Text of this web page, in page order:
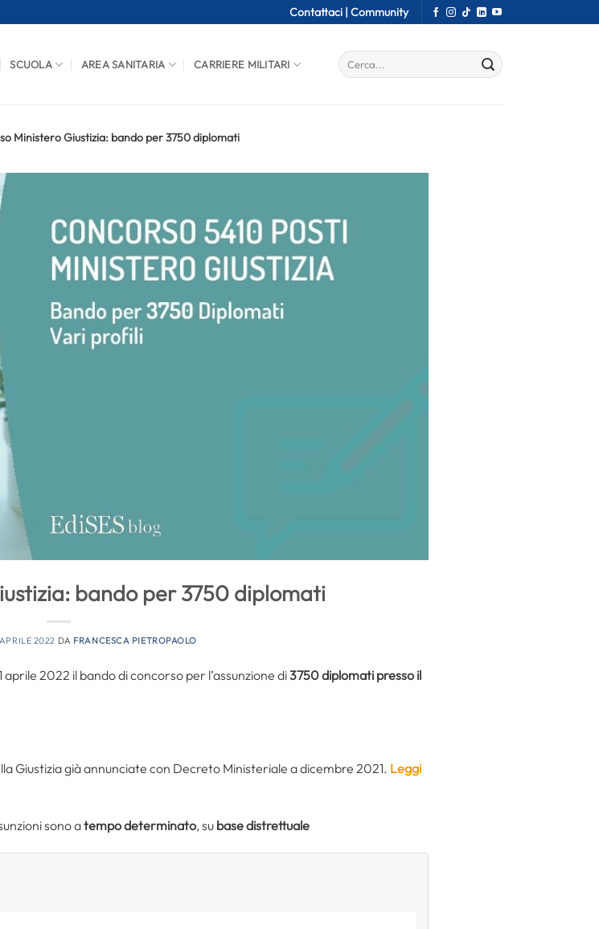
Contattaci | Community
SCUOLA AREA SANITARIA CARRIERE MILITARI
Ministero Giustizia: bando per 3750 diplomati
bando per 3750 diplomati
2022 DA FRANCESCA PIETROPAOLO
2022 il bando di concorso per l’assunzione di3750 diplomati presso il
Giustizia già annunciate con Decreto Ministeriale a dicembre 2021. Leggi
sono atempo determinato, su base distrettuale